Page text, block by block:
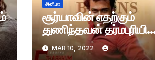
சினிமா
சூர்யாவின் எதற்கும்
துணிந்தவன் தர்மபுரியில்
ரத்து
MAR 10, 2022